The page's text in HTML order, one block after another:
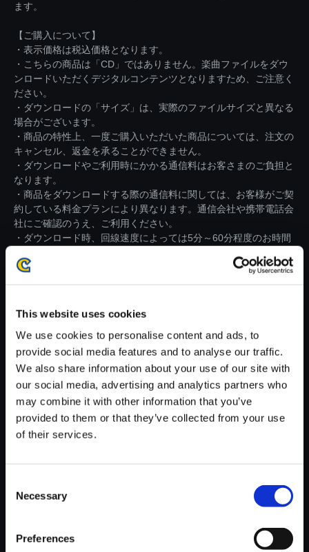
This website uses cookies
We use cookies to personalise content and ads, to
provide social media features and to analyse our traffic.
We also share information about your use of our site with
our social media, advertising and analytics partners who
may combine it with other information that you’ve
provided to them or that they’ve collected from your use
of their services.
Selection
Necessary
Preferences
ます。
【ご購入について】
・表示価格は税込価格となります。
・こちらの商品は「CD」ではありません。楽曲ファイルをダウ
ンロードいただくデジタルコンテンツとなりますため、ご注意く
ださい。
・ダウンロードの「サイズ」は、実際のファイルサイズと異なる
場合がございます。
・商品の特性上、一度ご購入いただいた商品については、注文の
キャンセル、返金を承ることができません。
・ダウンロードやご利用時にかかる通信料はお客さまのご負担と
なります。
・商品をダウンロードする際の通信料に関しては、お客様がご契
約している料金プランにより異なります。通信会社や携帯電話会
社にご確認のうえ、ご利用ください。
・ダウンロード時、回線速度によっては5分～60分程度のお時間
※ご購入いただいたファイルのダウンロードの際には、通信環境
【単曲】大神 音調（しらべ）の
巻 五 社内プレゼン Type A
150円